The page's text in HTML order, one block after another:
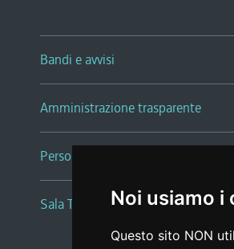
Noi usiamo i
Questo sito NON
Bandi e avvisi
Amministrazione trasparente
Persone e Uffici
Sala Tiziano Tessitori